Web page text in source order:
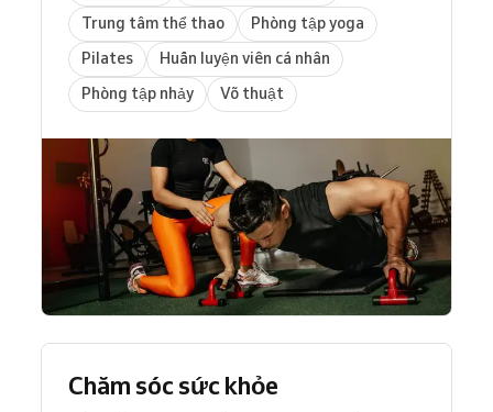
Trung tâm thể thao
Phòng tập yoga
Pilates
Huấn luyện viên cá nhân
Phòng tập nhảy
Võ thuật
Chăm sóc sức khỏe